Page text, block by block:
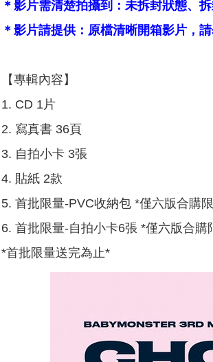
＊影片需清楚拍攝到：未拆封狀態、
＊影片請提供：原檔清晰開箱影片，
【專輯內容】
1. CD 1片
2. 寫真書 36頁
3. 自拍小卡 3張
4. 貼紙 2款
5. 首批限量-PVC收納包 *僅六版合購
6. 首批限量-自拍小卡6張 *僅六版合購
*首批限量送完為止*